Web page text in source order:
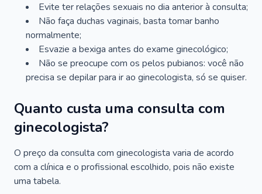
Evite ter relações sexuais no dia anterior à consulta;
Não faça duchas vaginais, basta tomar banho
normalmente;
Esvazie a bexiga antes do exame ginecológico;
Não se preocupe com os pelos pubianos: você não
precisa se depilar para ir ao ginecologista, só se quiser.
Quanto custa uma consulta com
ginecologista?
O preço da consulta com ginecologista varia de acordo
com a clínica e o profissional escolhido, pois não existe
uma tabela.